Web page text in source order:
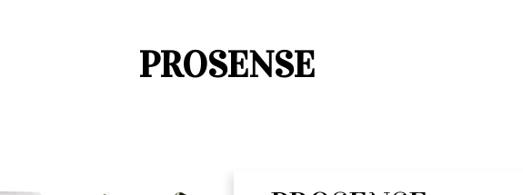
PROSENSE